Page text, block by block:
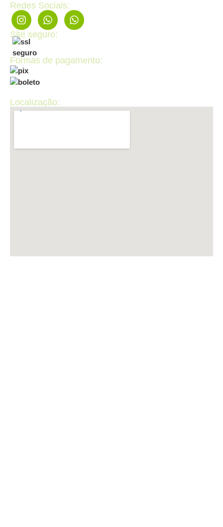
Redes Sociais:
Site seguro:
Formas de pagamento:
Localização: